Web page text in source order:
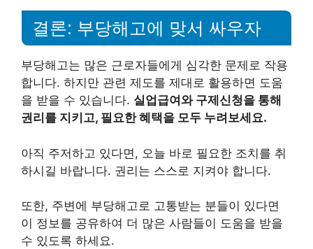
결론: 부당해고에 맞서 싸우자
부당해고는 많은 근로자들에게 심각한 문제로 작용
합니다. 하지만 관련 제도를 제대로 활용하면 도움
을 받을 수 있습니다. 실업급여와 구제신청을 통해
권리를 지키고, 필요한 혜택을 모두 누려보세요.
아직 주저하고 있다면, 오늘 바로 필요한 조치를 취
하시길 바랍니다. 권리는 스스로 지켜야 합니다.
또한, 주변에 부당해고로 고통받는 분들이 있다면
이 정보를 공유하여 더 많은 사람들이 도움을 받을
수 있도록 하세요.